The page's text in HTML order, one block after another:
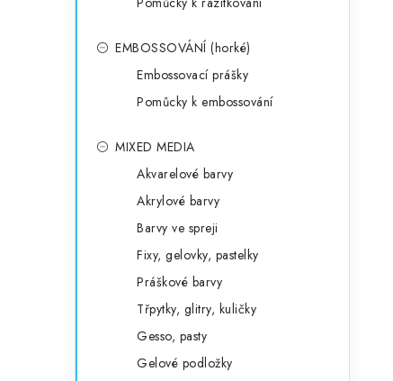
EMBOSSOVÁNÍ (horké)
Embossovací prášky
Pomůcky k embossování
MIXED MEDIA
Akvarelové barvy
Akrylové barvy
Barvy ve spreji
Fixy, gelovky, pastelky
Práškové barvy
Třpytky, glitry, kuličky
Gesso, pasty
Gelové podložky